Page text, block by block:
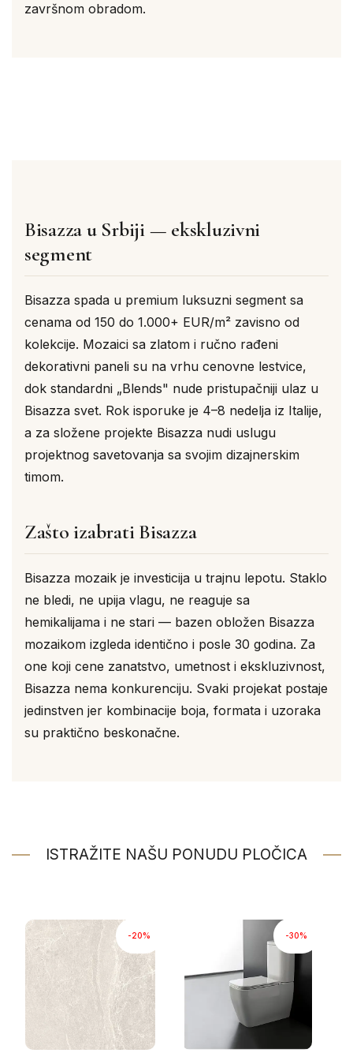
završnom obradom.
Bisazza u Srbiji — ekskluzivni
segment
Bisazza spada u premium luksuzni segment sa
cenama od 150 do 1.000+ EUR/m² zavisno od
kolekcije. Mozaici sa zlatom i ručno rađeni
dekorativni paneli su na vrhu cenovne lestvice,
dok standardni „Blends" nude pristupačniji ulaz u
Bisazza svet. Rok isporuke je 4–8 nedelja iz Italije,
a za složene projekte Bisazza nudi uslugu
projektnog savetovanja sa svojim dizajnerskim
timom.
Zašto izabrati Bisazza
Bisazza mozaik je investicija u trajnu lepotu. Staklo
ne bledi, ne upija vlagu, ne reaguje sa
hemikalijama i ne stari — bazen obložen Bisazza
mozaikom izgleda identično i posle 30 godina. Za
one koji cene zanatstvo, umetnost i ekskluzivnost,
Bisazza nema konkurenciju. Svaki projekat postaje
jedinstven jer kombinacije boja, formata i uzoraka
su praktično beskonačne.
ISTRAŽITE NAŠU PONUDU PLOČICA
-20% -30%